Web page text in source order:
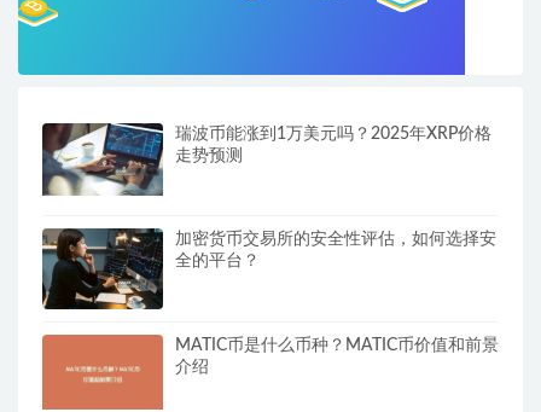
瑞波币能涨到1万美元吗？2025年XRP价格
走势预测
加密货币交易所的安全性评估，如何选择安
全的平台？
MATIC币是什么币种？MATIC币价值和前景
介绍